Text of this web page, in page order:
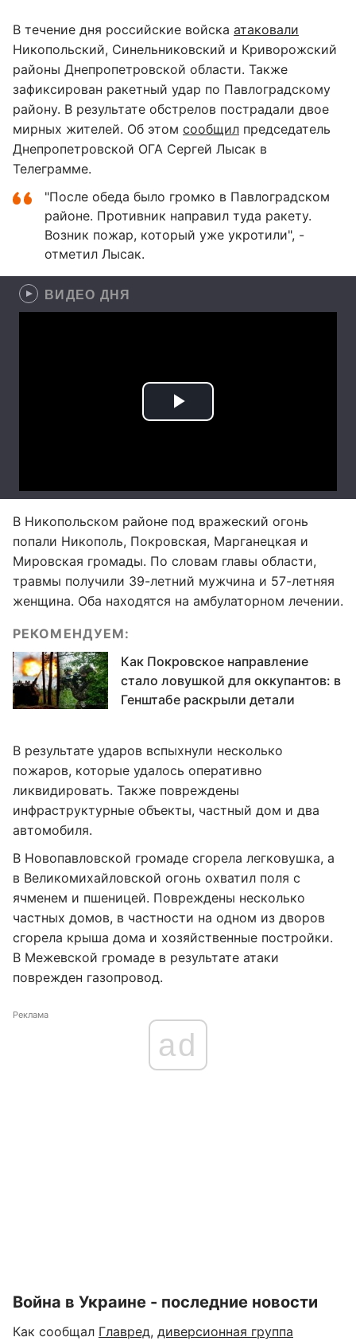
В течение дня российские войска атаковали
Никопольский, Синельниковский и Криворожский
районы Днепропетровской области. Также
зафиксирован ракетный удар по Павлоградскому
району. В результате обстрелов пострадали двое
мирных жителей. Об этом сообщил председатель
Днепропетровской ОГА Сергей Лысак в
Телеграмме.
"После обеда было громко в Павлоградском
районе. Противник направил туда ракету.
Возник пожар, который уже укротили", -
отметил Лысак.
ВИДЕО ДНЯ
В Никопольском районе под вражеский огонь
попали Никополь, Покровская, Марганецкая и
Мировская громады. По словам главы области,
травмы получили 39-летний мужчина и 57-летняя
женщина. Оба находятся на амбулаторном лечении.
РЕКОМЕНДУЕМ:
Как Покровское направление
стало ловушкой для оккупантов: в
Генштабе раскрыли детали
В результате ударов вспыхнули несколько
пожаров, которые удалось оперативно
ликвидировать. Также повреждены
инфраструктурные объекты, частный дом и два
автомобиля.
В Новопавловской громаде сгорела легковушка, а
в Великомихайловской огонь охватил поля с
ячменем и пшеницей. Повреждены несколько
частных домов, в частности на одном из дворов
сгорела крыша дома и хозяйственные постройки.
В Межевской громаде в результате атаки
поврежден газопровод.
Реклама
ad
Война в Украине - последние новости
Как сообщал Главред, диверсионная группа